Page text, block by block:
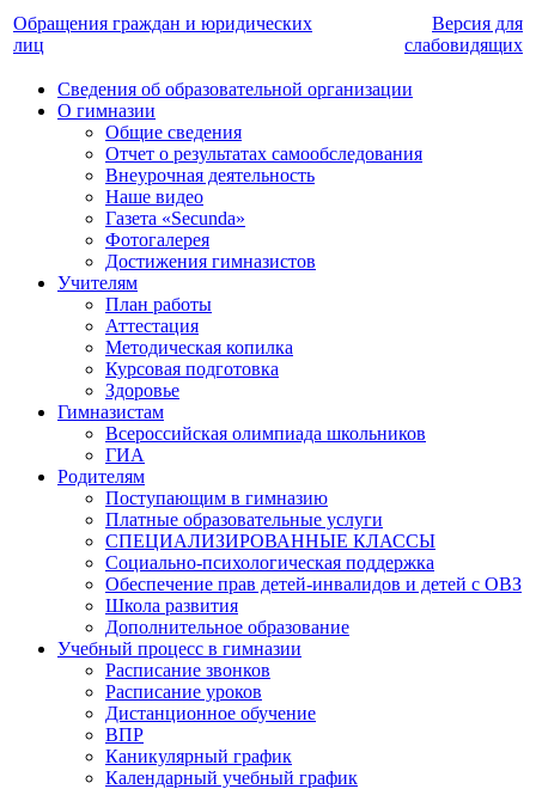
Обращения граждан и юридических
лиц
Версия для
слабовидящих
Сведения об образовательной организации
О гимназии
Общие сведения
Отчет о результатах самообследования
Внеурочная деятельность
Наше видео
Газета «Secunda»
Фотогалерея
Достижения гимназистов
Учителям
План работы
Аттестация
Методическая копилка
Курсовая подготовка
Здоровье
Гимназистам
Всероссийская олимпиада школьников
ГИА
Родителям
Поступающим в гимназию
Платные образовательные услуги
СПЕЦИАЛИЗИРОВАННЫЕ КЛАССЫ
Социально-психологическая поддержка
Обеспечение прав детей-инвалидов и детей с ОВЗ
Школа развития
Дополнительное образование
Учебный процесс в гимназии
Расписание звонков
Расписание уроков
Дистанционное обучение
ВПР
Каникулярный график
Календарный учебный график